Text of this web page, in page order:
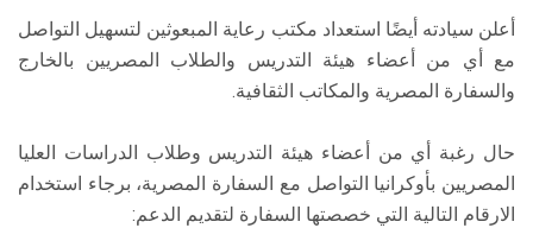
أعلن سيادته أيضًا استعداد مكتب رعاية المبعوثين لتسهيل التواصل
مع أي من أعضاء هيئة التدريس والطلاب المصريين بالخارج
والسفارة المصرية والمكاتب الثقافية.
حال رغبة أي من أعضاء هيئة التدريس وطلاب الدراسات العليا
المصريين بأوكرانيا التواصل مع السفارة المصرية، برجاء استخدام
الارقام التالية التي خصصتها السفارة لتقديم الدعم: